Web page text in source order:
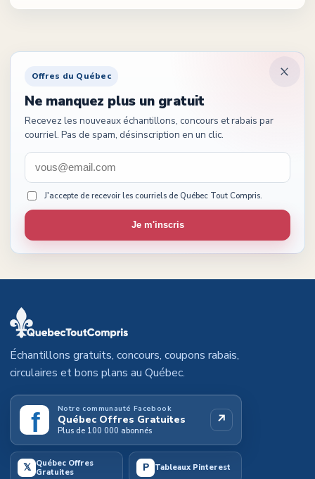
Offres du Québec
Ne manquez plus un gratuit
Recevez les nouveaux échantillons, concours et rabais par
courriel. Pas de spam, désinscription en un clic.
J'accepte de recevoir les courriels de Québec Tout Compris.
Je m'inscris
Échantillons gratuits, concours, coupons rabais,
circulaires et bons plans au Québec.
f Notre communauté Facebook
Québec Offres Gratuites
Plus de 100 000 abonnés
↗
𝕏 Québec Offres
Gratuites
P Tableaux Pinterest